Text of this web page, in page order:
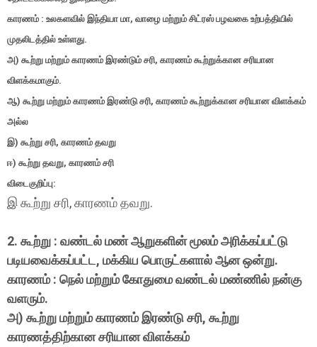
காரணம் : உலகளவில் இந்தியா மா, வாழை மற்றும் சிட்ரஸ் பழவகை உற்பத்தியில்
முதலிடத்தில் உள்ளது.
அ) கூற்று மற்றும் காரணம் இரண்டும் சரி, காரணம் கூற்றுக்கான சரியான
விளக்கமாகும்.
ஆ) கூற்று மற்றும் காரணம் இரண்டு சரி, காரணம் கூற்றுக்கான சரியான விளக்கம்
அல்ல
இ) கூற்று சரி, காரணம் தவறு
ஈ) கூற்று தவறு, காரணம் சரி
விடைகுறிப்பு:
இ கூற்று சரி, காரணம் தவறு.
2. கூற்று : வண்டல் மண் ஆறுகளின் மூலம் அரிக்கப்பட்டு
படியவைக்கப்பட்ட, மக்கிய பொருட்களால் ஆன ஒன்று.
காரணம் : நெல் மற்றும் கோதுமை வண்டல் மண்ணில் நன்கு
வளரும்.
அ) கூற்று மற்றும் காரணம் இரண்டு சரி, கூற்று
காரணத்திற்கான சரியான விளக்கம்